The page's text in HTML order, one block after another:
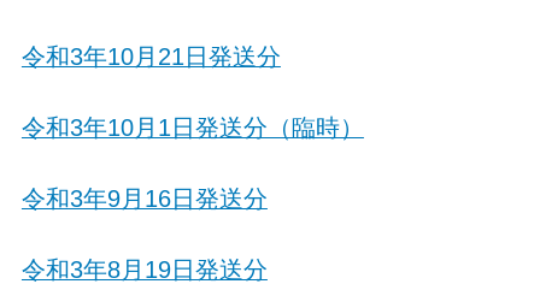
令和3年10月21日発送分
令和3年10月1日発送分（臨時）
令和3年9月16日発送分
令和3年8月19日発送分